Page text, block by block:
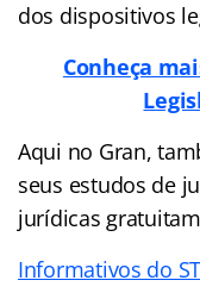
dos dispositivos
Conheça
Aqui no Gran,
seus estudos de
jurídicas
Informativos do